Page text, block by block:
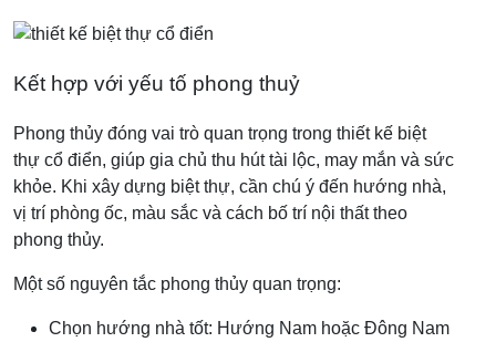
Kết hợp với yếu tố phong thuỷ
Phong thủy đóng vai trò quan trọng trong thiết kế biệt
thự cổ điển, giúp gia chủ thu hút tài lộc, may mắn và sức
khỏe. Khi xây dựng biệt thự, cần chú ý đến hướng nhà,
vị trí phòng ốc, màu sắc và cách bố trí nội thất theo
phong thủy.
Một số nguyên tắc phong thủy quan trọng:
Chọn hướng nhà tốt: Hướng Nam hoặc Đông Nam